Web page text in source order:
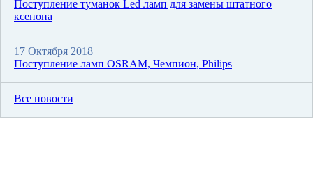
Поступление туманок Led ламп для замены штатного
ксенона
17 Октября 2018
Поступление ламп OSRAM, Чемпион, Philips
Все новости